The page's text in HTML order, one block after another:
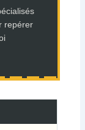
repérer